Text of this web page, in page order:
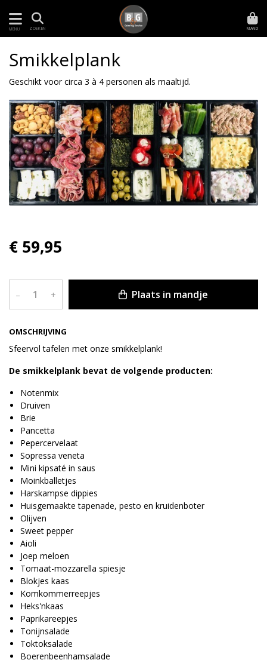
MENU ZOEKEN MAND
OMSCHRIJVING
Sfeervol tafelen met onze smikkelplank!
De smikkelplank bevat de volgende producten:
Notenmix
Druiven
Brie
Pancetta
Pepercervelaat
Sopressa veneta
Mini kipsaté in saus
Moinkballetjes
Harskampse dippies
Huisgemaakte tapenade, pesto en kruidenboter
Olijven
Sweet pepper
Aioli
Joep meloen
Tomaat-mozzarella spiesje
Blokjes kaas
Komkommerreepjes
Heks'nkaas
Paprikareepjes
Tonijnsalade
Toktoksalade
Boerenbeenhamsalade
Smikkelplank
Geschikt voor circa 3 à 4 personen als maaltijd.
€ 59,95
– + Plaats in mandje